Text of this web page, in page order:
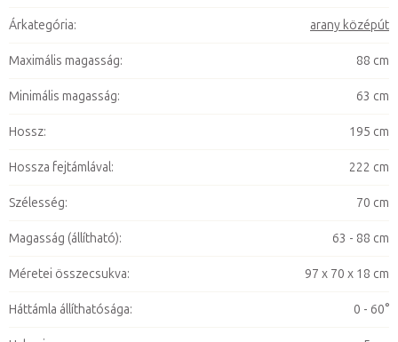
Árkategória: arany középút
Maximális magasság: 88 cm
Minimális magasság: 63 cm
Hossz: 195 cm
Hossza fejtámlával: 222 cm
Szélesség: 70 cm
Magasság (állítható): 63 - 88 cm
Méretei összecsukva: 97 x 70 x 18 cm
Háttámla állíthatósága: 0 - 60°